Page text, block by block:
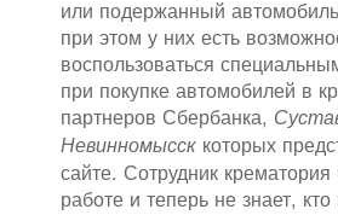
или подержанный
при этом у них есть
воспользоваться
при покупке автомобилей в
партнеров Сбербанка,
Невинномысск которых
сайте. Сотрудник крематория
работе и теперь не знает, кто